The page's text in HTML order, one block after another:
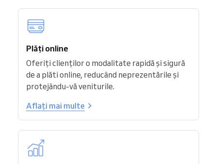
Plăți online
Oferiți clienților o modalitate rapidă și sigură
de a plăti online, reducând neprezentările și
protejându-vă veniturile.
Aflați mai multe